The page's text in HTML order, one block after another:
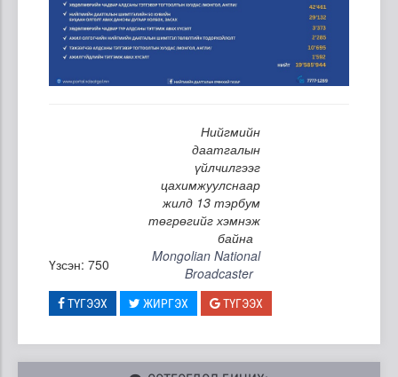
Нийгмийн
даатгалын
үйлчилгээг
цахимжуулснаар
жилд 13 тэрбум
төгрөгийг хэмнэж
байна
Үзсэн: 750
Mongolian National
Broadcaster
ТҮГЭЭХ ЖИРГЭХ ТҮГЭЭХ